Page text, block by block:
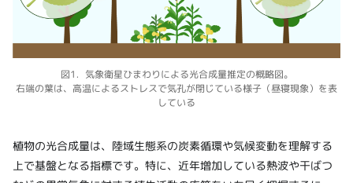
図1．気象衛星ひまわりによる光合成量推定の概略図。
右端の葉は、高温によるストレスで気孔が閉じている様子（昼寝現象）を表
している
植物の光合成量は、陸域生態系の炭素循環や気候変動を理解する
上で基盤となる指標です。特に、近年増加している熱波や干ばつ